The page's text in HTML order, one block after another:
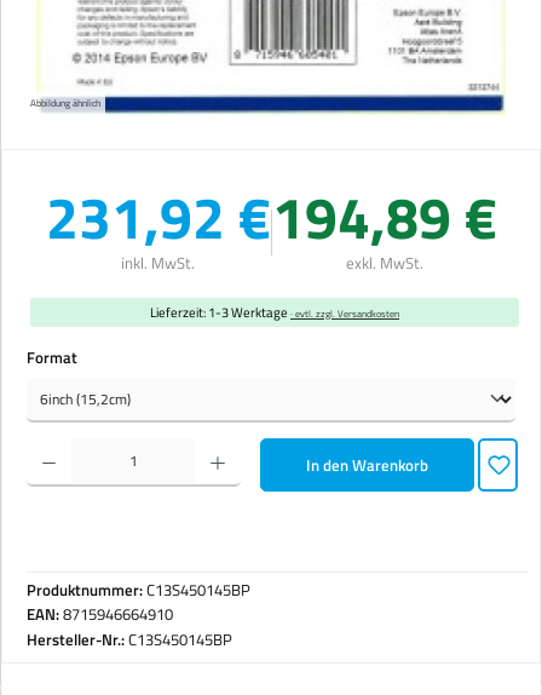
Abbildung ähnlich
231,92 €
inkl. MwSt.
194,89 €
exkl. MwSt.
Lieferzeit: 1-3 Werktage · evtl. zzgl. Versandkosten
Formatauswählen
Produkt Anzahl: Gib den gewünschten Wert ein oder benutze die Schaltflächen um die Anzahl zu
In den Warenkorb
Produktnummer:C13S450145BP
EAN:8715946664910
Hersteller-Nr.:C13S450145BP